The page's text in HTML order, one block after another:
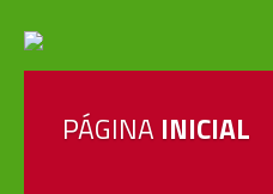
PÁGINA INICIAL